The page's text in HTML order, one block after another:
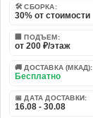
🛠️ СБОРКА:
30% от стоимости
🏢 ПОДЪЕМ:
от 200 ₽/этаж
🚚 ДОСТАВКА (МКАД):
Бесплатно
📅 ДАТА ДОСТАВКИ:
16.08 - 30.08